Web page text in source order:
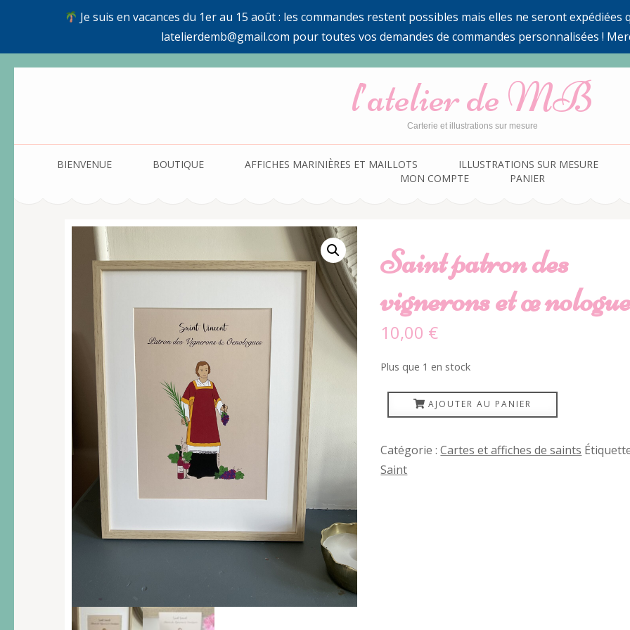
Je suis en vacances du 1er au 15 août : les commandes restent possibles mais elles ne seront
latelierdemb@gmail.com pour toutes vos demandes de commandes personnalisées !
l’atelier de MB
Carterie et illustrations sur mesure
BIENVENUE BOUTIQUE AFFICHES MARINIÈRES ET MAILLOTS
ILLUSTRATIONS SUR MESURE
MON COMPTE
PANIER
Saint patron des
vignerons et
10,00 €
Plus que 1 en stock
quantité
de
patron
des
AJOUTER AU PANIER
Catégorie :Cartes et affiches de saints
Saint